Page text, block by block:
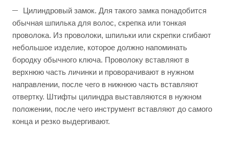
Цилиндровый замок. Для такого замка понадобится
обычная шпилька для волос, скрепка или тонкая
проволока. Из проволоки, шпильки или скрепки сгибают
небольшое изделие, которое должно напоминать
бородку обычного ключа. Проволоку вставляют в
верхнюю часть личинки и проворачивают в нужном
направлении, после чего в нижнюю часть вставляют
отвертку. Штифты цилиндра выставляются в нужном
положении, после чего инструмент вставляют до самого
конца и резко выдергивают.